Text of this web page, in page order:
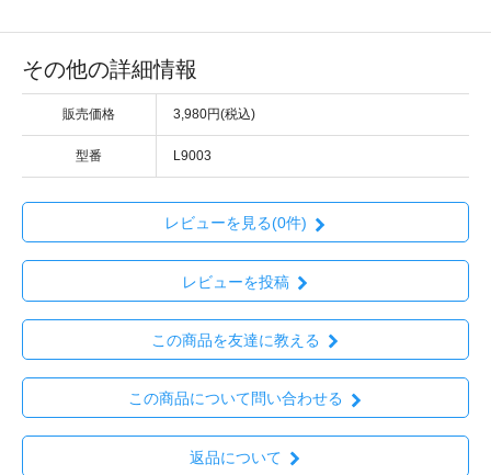
その他の詳細情報
販売価格 3,980円(税込)
型番 L9003
レビューを見る(0件)
レビューを投稿
この商品を友達に教える
この商品について問い合わせる
返品について